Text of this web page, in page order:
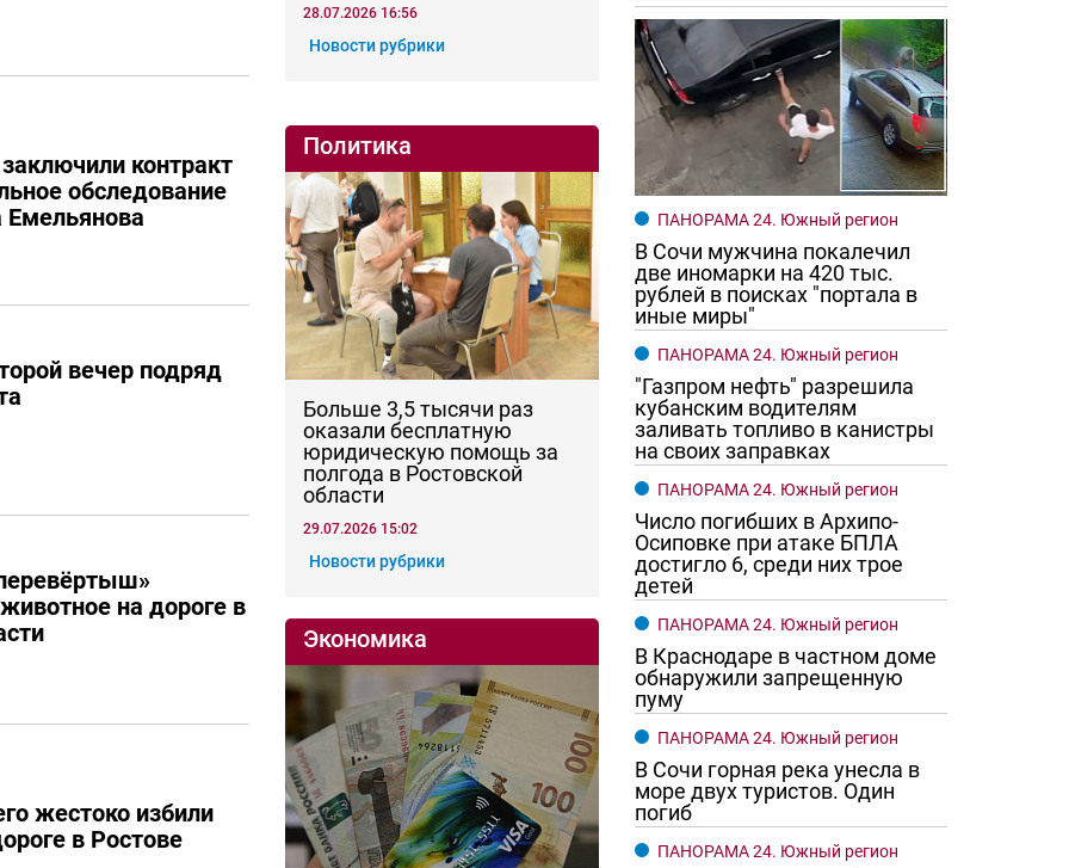
контракт
обследование
Емельянова
вечер подряд
на дороге в
жестоко избили
в Ростове
28.07.2026 16:56
Новости рубрики
Политика
Больше 3,5 тысячи раз
оказали бесплатную
юридическую помощь за
полгода в Ростовской
области
29.07.2026 15:02
Новости рубрики
Экономика
ПАНОРАМА 24. Южный регион
В Сочи мужчина покалечил
две иномарки на 420 тыс.
рублей в поисках "портала в
иные миры"
ПАНОРАМА 24. Южный регион
"Газпром нефть" разрешила
кубанским водителям
заливать топливо в канистры
на своих заправках
ПАНОРАМА 24. Южный регион
Число погибших в Архипо-
Осиповке при атаке БПЛА
достигло 6, среди них трое
детей
ПАНОРАМА 24. Южный регион
В Краснодаре в частном доме
обнаружили запрещенную
пуму
ПАНОРАМА 24. Южный регион
В Сочи горная река унесла в
море двух туристов. Один
погиб
ПАНОРАМА 24. Южный регион